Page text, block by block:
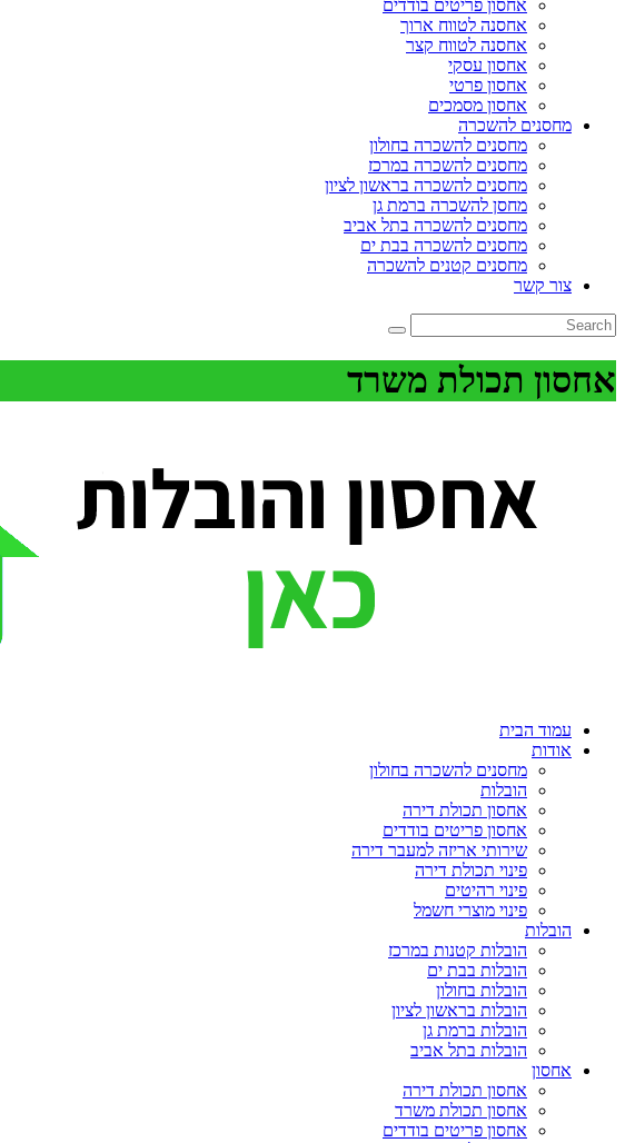
אחסון פריטים בודדים
אחסנה לטווח ארוך
אחסנה לטווח קצר
אחסון עסקי
אחסון פרטי
אחסון מסמכים
מחסנים להשכרה
מחסנים להשכרה בחולון
מחסנים להשכרה במרכז
מחסנים להשכרה בראשון לציון
מחסן להשכרה ברמת גן
מחסנים להשכרה בתל אביב
מחסנים להשכרה בבת ים
מחסנים קטנים להשכרה
צור קשר
אחסון תכולת משרד
עמוד הבית
אודות
מחסנים להשכרה בחולון
הובלות
אחסון תכולת דירה
אחסון פריטים בודדים
שירותי אריזה למעבר דירה
פינוי תכולת דירה
פינוי רהיטים
פינוי מוצרי חשמל
הובלות
הובלות קטנות במרכז
הובלות בבת ים
הובלות בחולון
הובלות בראשון לציון
הובלות ברמת גן
הובלות בתל אביב
אחסון
אחסון תכולת דירה
אחסון תכולת משרד
אחסון פריטים בודדים